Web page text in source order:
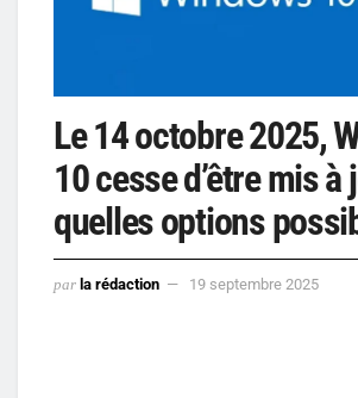
Le 14 octobre 2025,
10 cesse d’être mis à
quelles options
par la rédaction 19 septembre 2025